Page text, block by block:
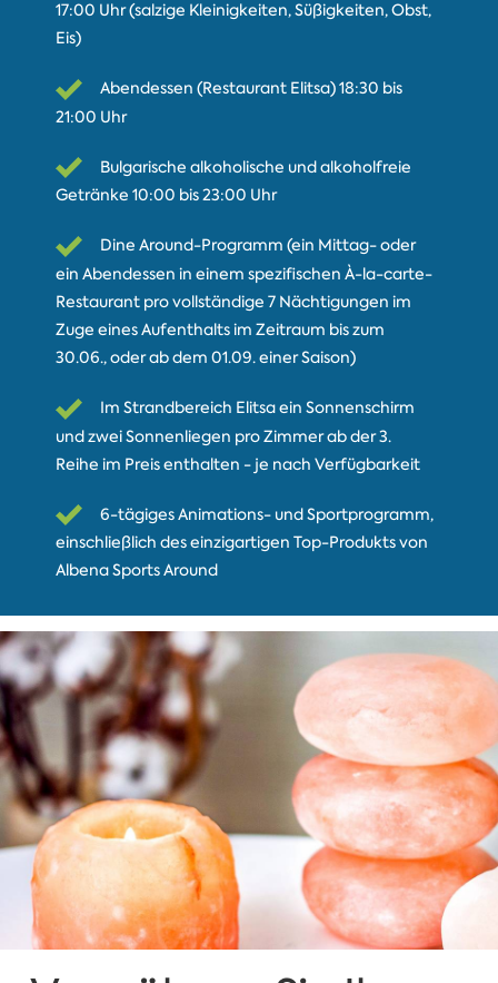
17:00 Uhr (salzige Kleinigkeiten, Süßigkeiten, Obst,
Eis)
Abendessen (Restaurant Elitsa) 18:30 bis
21:00 Uhr
Bulgarische alkoholische und alkoholfreie
Getränke 10:00 bis 23:00 Uhr
Dine Around-Programm (ein Mittag- oder
ein Abendessen in einem spezifischen À-la-carte-
Restaurant pro vollständige 7 Nächtigungen im
Zuge eines Aufenthalts im Zeitraum bis zum
30.06., oder ab dem 01.09. einer Saison)
Im Strandbereich Elitsa ein Sonnenschirm
und zwei Sonnenliegen pro Zimmer ab der 3.
Reihe im Preis enthalten - je nach Verfügbarkeit
6-tägiges Animations- und Sportprogramm,
einschließlich des einzigartigen Top-Produkts von
Albena Sports Around